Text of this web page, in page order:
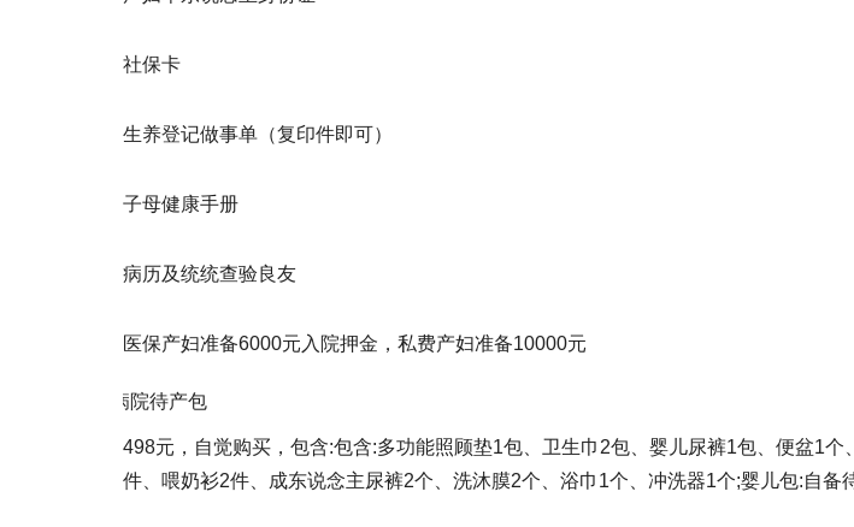
社保卡
生养登记做事单（复印件即可）
子母健康手册
病历及统统查验良友
医保产妇准备6000元入院押金，私费产妇准备10000元
病院待产包
498元，自觉购买，包含:包含:多功能照顾垫1包、卫生巾2包、婴儿尿裤1包、便盆1
件、喂奶衫2件、成东说念主尿裤2个、洗沐膜2个、浴巾1个、冲洗器1个;婴儿包:自备